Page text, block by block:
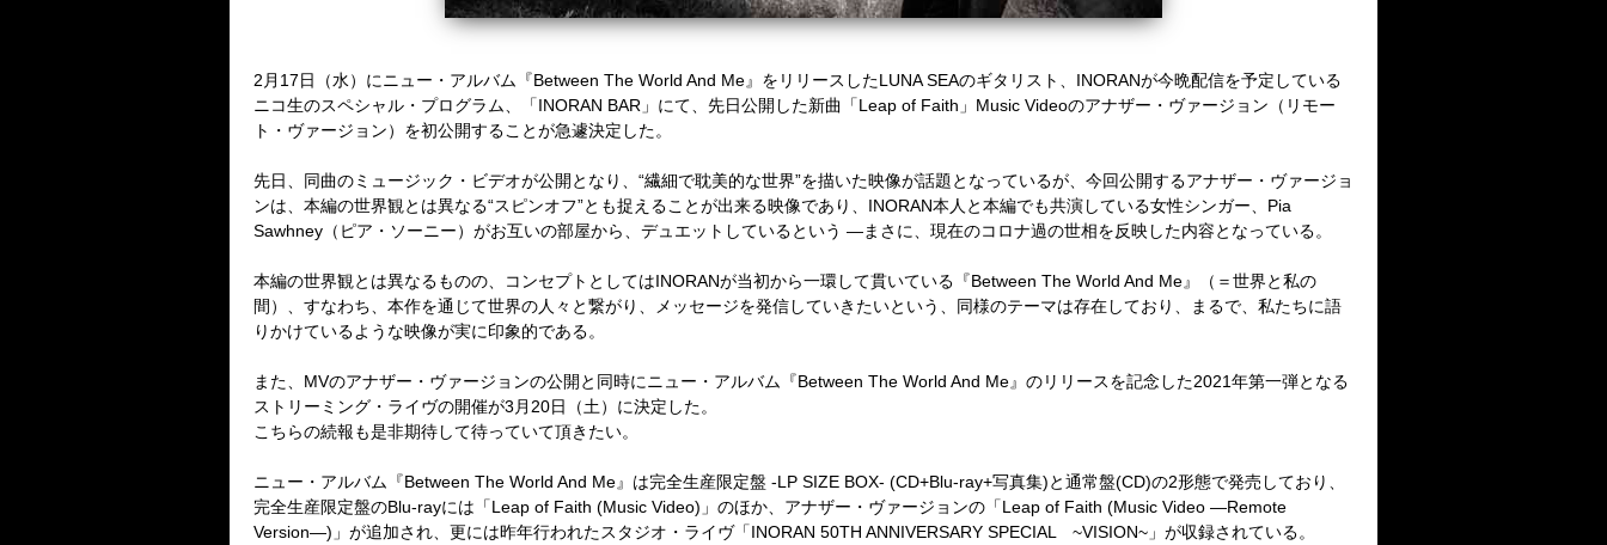
2 月 17日（水）にニュー・アルバム『Between The World And Me』をリリースしたLUNA SEAのギタリスト、 INORANが今晩配信を予定している
ニコ生のスペシャル・プログラム、「INORAN BAR 」にて、先日公開した新曲「Leap of Faith 」 Music Videoのアナザー・ヴァージョン（リモー
ト・ヴァージョン）を初公開することが急遽決定した。
先日、同曲のミュージック・ビデオが公開となり、 “繊細で耽美的な世界”を描いた映像が話題となっているが、今回公開するアナザー・ヴァージョ
ンは、本編の世界観とは異なる“スピンオフ”とも捉えることが出来る映像であり、 INORAN本人と本編でも共演している女性シンガー、 Pia
Sawhney （ピア・ソーニー）がお互いの部屋から、デュエットしているという ―まさに、現在のコロナ過の世相を反映した内容となっている。
本編の世界観とは異なるものの、コンセプトとしてはINORANが当初から一環して貫いている『Between The World And Me』（＝世界と私の
間）、すなわち、本作を通じて世界の人々と繋がり、メッセージを発信していきたいという、同様のテーマは存在しており、まるで、私たちに語
りかけているような映像が実に印象的である。
また、 MVのアナザー・ヴァージョンの公開と同時にニュー・アルバム『Between The World And Me』のリリースを記念した2021年第一弾となる
ストリーミング・ライヴの開催が3 月 20日（土）に決定した。
こちらの続報も是非期待して待っていて頂きたい。
ニュー・アルバム『Between The World And Me』は完全生産限定盤 -LP SIZE BOX- (CD+Blu-ray+写真集)と通常盤(CD)の2形態で発売しており、
完全生産限定盤のBlu-rayには「Leap of Faith (Music Video) 」のほか、アナザー・ヴァージョンの「Leap of Faith (Music Video ―Remote
Version―) 」が追加され、更には昨年行われたスタジオ・ライヴ「INORAN 50TH ANNIVERSARY SPECIAL ~VISION~ 」が収録されている。